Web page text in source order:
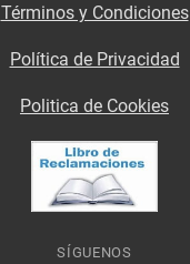
Términos y Condiciones
Política de Privacidad
Politica de Cookies
SÍGUENOS